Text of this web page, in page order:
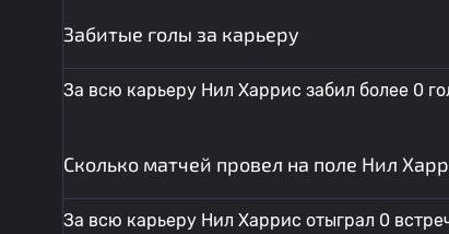
Забитые голы за карьеру
За всю карьеру Нил Харрис забил более 0
Сколько матчей провел на поле Нил
За всю карьеру Нил Харрис отыграл 0